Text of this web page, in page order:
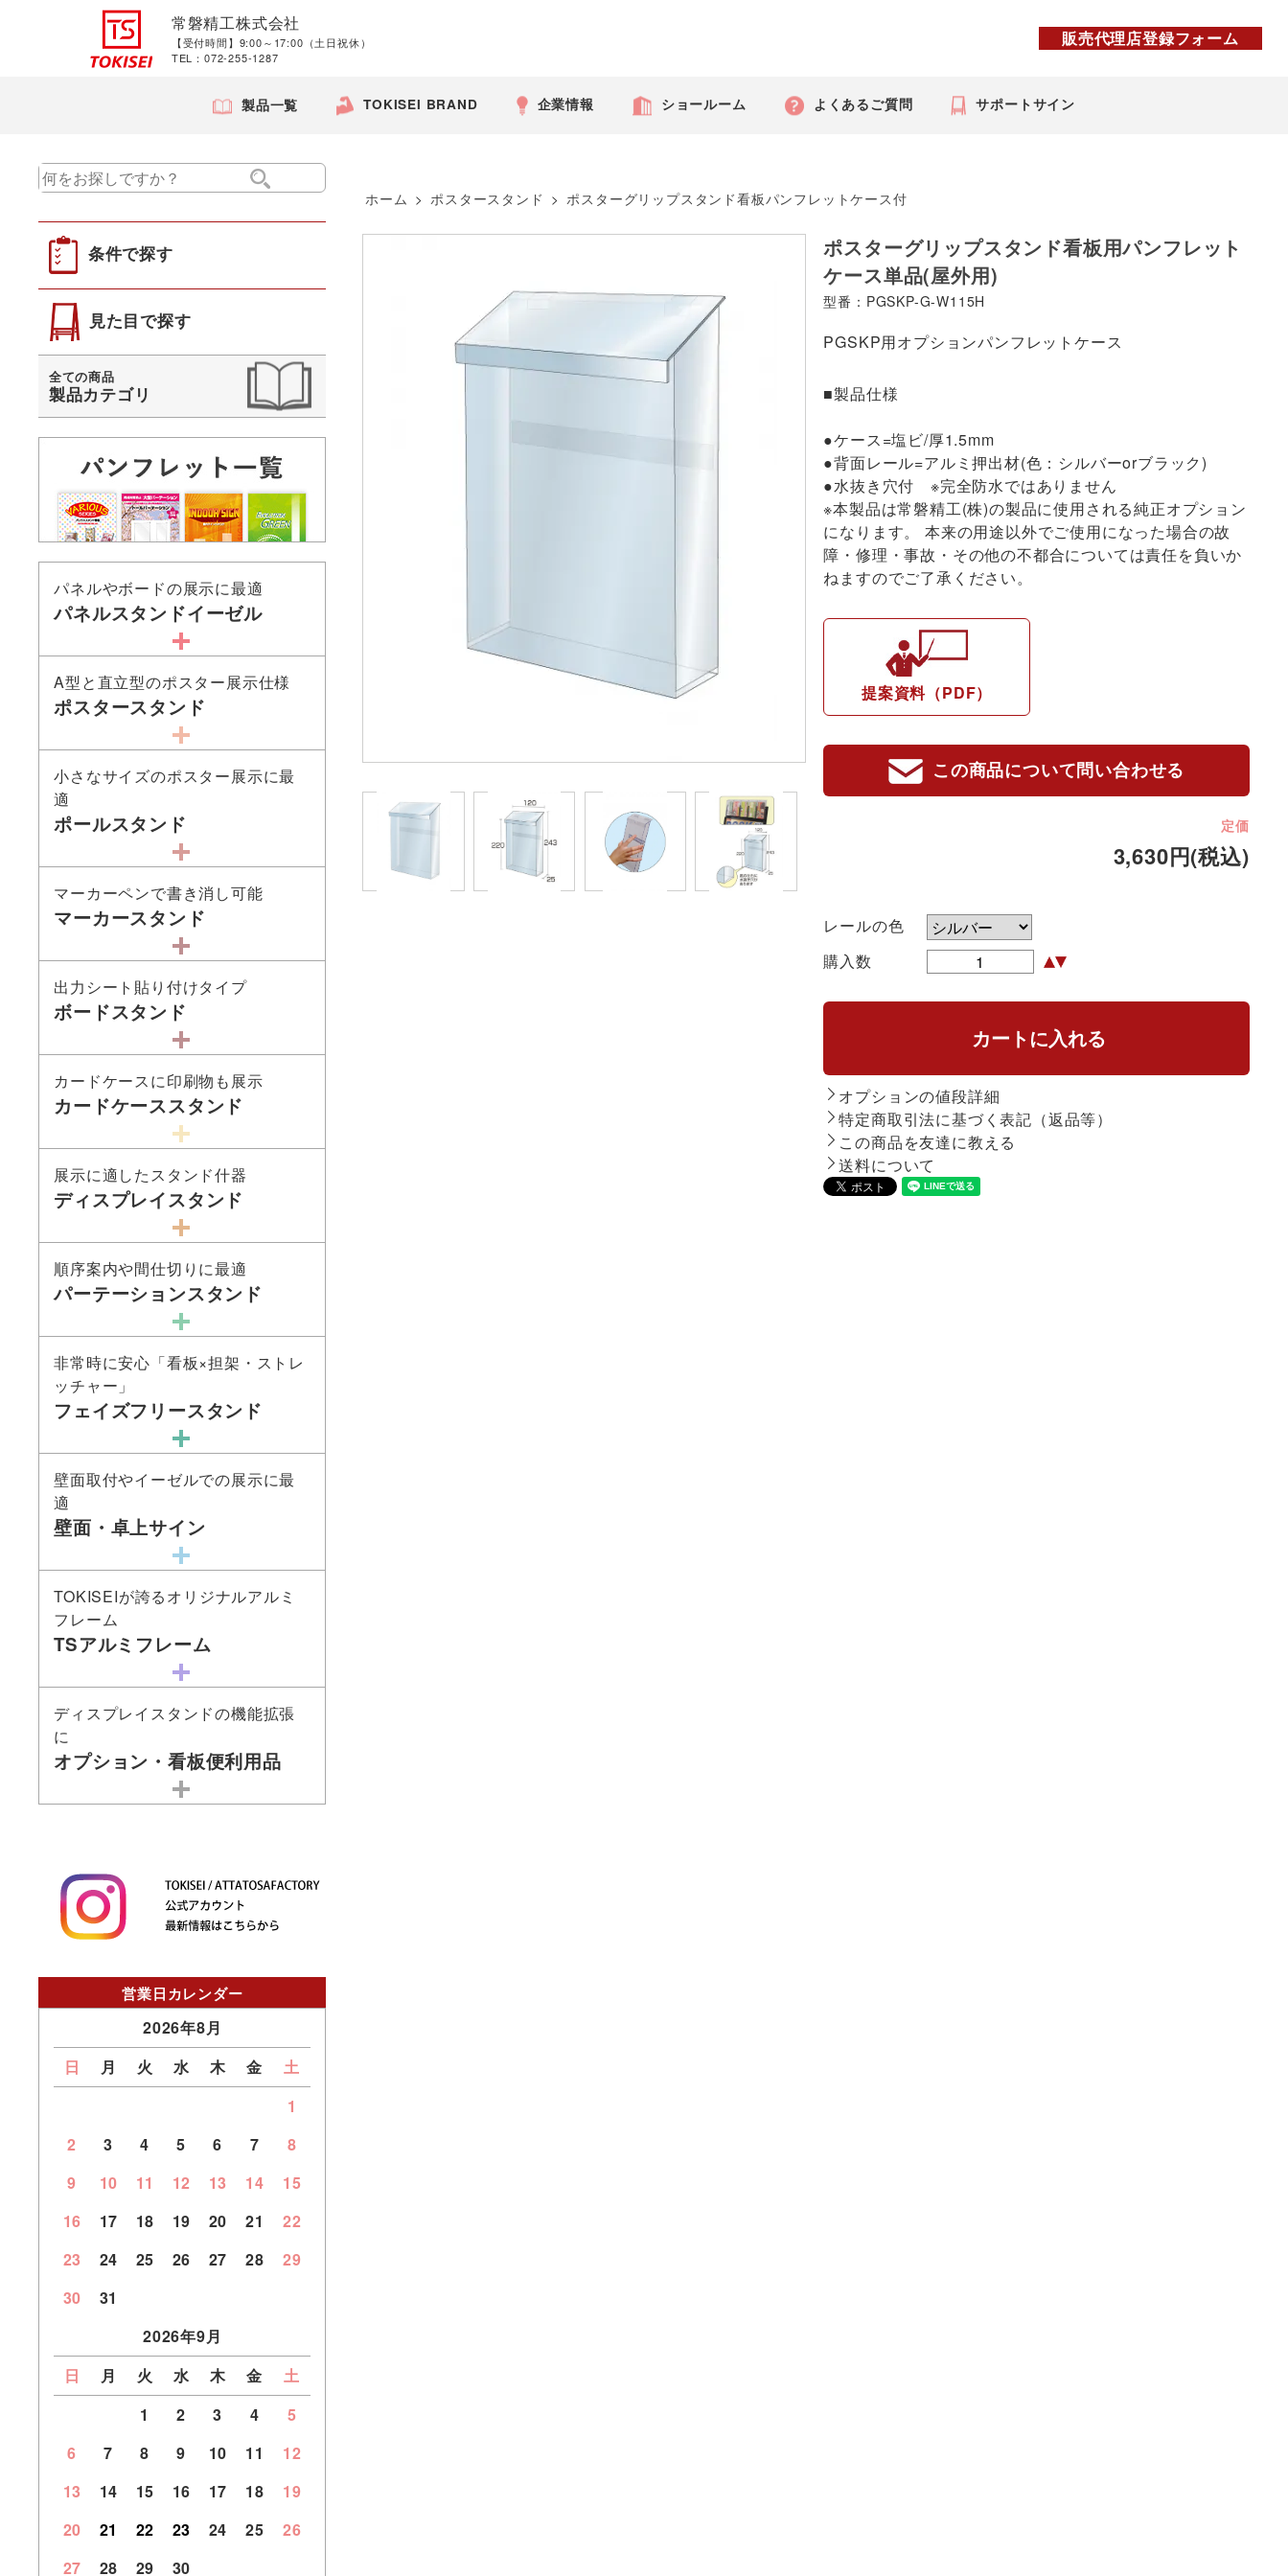
常磐精工株式会社
【受付時間】9:00～17:00（土日祝休）
TEL：072-255-1287
販売代理店登録フォーム
製品一覧 TOKISEI BRAND 企業情報 ショールーム よくあるご質問 サポートサイン
ホーム > ポスタースタンド > ポスターグリップスタンド看板パンフレットケース付
ポスターグリップスタンド看板用パンフレット
ケース単品(屋外用)
型番：PGSKP-G-W115H
PGSKP用オプションパンフレットケース
■製品仕様
●ケース=塩ビ/厚1.5mm
●背面レール=アルミ押出材(色：シルバーorブラック)
●水抜き穴付 ※完全防水ではありません
※本製品は常磐精工(株)の製品に使用される純正オプション
になります。 本来の用途以外でご使用になった場合の故
障・修理・事故・その他の不都合については責任を負いか
ねますのでご了承ください。
提案資料（PDF）
この商品について問い合わせる
定価
3,630円(税込)
レールの色
購入数
オプションの値段詳細
特定商取引法に基づく表記（返品等）
この商品を友達に教える
送料について
条件で探す
見た目で探す
全ての商品
製品カテゴリ
パネルやボードの展示に最適
パネルスタンドイーゼル
A型と直立型のポスター展示仕様
ポスタースタンド
小さなサイズのポスター展示に最
適
ポールスタンド
マーカーペンで書き消し可能
マーカースタンド
出力シート貼り付けタイプ
ボードスタンド
カードケースに印刷物も展示
カードケーススタンド
展示に適したスタンド什器
ディスプレイスタンド
順序案内や間仕切りに最適
パーテーションスタンド
非常時に安心「看板×担架・ストレ
ッチャー」
フェイズフリースタンド
壁面取付やイーゼルでの展示に最
適
壁面・卓上サイン
TOKISEIが誇るオリジナルアルミ
フレーム
TSアルミフレーム
ディスプレイスタンドの機能拡張
に
オプション・看板便利用品
営業日カレンダー
2026年8月
日
月 火 水 木 金
土
1
2
3 4 5 6 7
8
9
10 11 12 13 14
15
16
17 18 19 20 21
22
23
24 25 26 27 28
29
30
31
2026年9月
日
月 火 水 木 金
土
1
2 3 4
5
6
7 8 9 10 11
12
13
14 15 16 17 18
19
20
21 22 23 24 25
26
27
28 29 30